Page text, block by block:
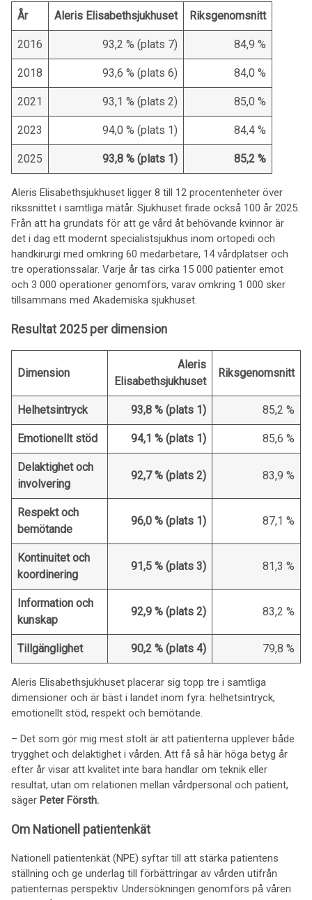
År Aleris Elisabethsjukhuset Riksgenomsnitt
2016 93,2 % (plats 7) 84,9 %
2018 93,6 % (plats 6) 84,0 %
2021 93,1 % (plats 2) 85,0 %
2023 94,0 % (plats 1) 84,4 %
2025 93,8 % (plats 1) 85,2 %
Aleris Elisabethsjukhuset ligger 8 till 12 procentenheter över
rikssnittet i samtliga mätår. Sjukhuset firade också 100 år 2025.
Från att ha grundats för att ge vård åt behövande kvinnor är
det i dag ett modernt specialistsjukhus inom ortopedi och
handkirurgi med omkring 60 medarbetare, 14 vårdplatser och
tre operationssalar. Varje år tas cirka 15 000 patienter emot
och 3 000 operationer genomförs, varav omkring 1 000 sker
tillsammans med Akademiska sjukhuset.
Resultat 2025 per dimension
Dimension
Aleris
Elisabethsjukhuset
Riksgenomsnitt
Helhetsintryck 93,8 % (plats 1) 85,2 %
Emotionellt stöd 94,1 % (plats 1) 85,6 %
Delaktighet och
involvering
92,7 % (plats 2) 83,9 %
Respekt och
bemötande
96,0 % (plats 1) 87,1 %
Kontinuitet och
koordinering
91,5 % (plats 3) 81,3 %
Information och
kunskap
92,9 % (plats 2) 83,2 %
Tillgänglighet 90,2 % (plats 4) 79,8 %
Aleris Elisabethsjukhuset placerar sig topp tre i samtliga
dimensioner och är bäst i landet inom fyra: helhetsintryck,
emotionellt stöd, respekt och bemötande.
– Det som gör mig mest stolt är att patienterna upplever både
trygghet och delaktighet i vården. Att få så här höga betyg år
efter år visar att kvalitet inte bara handlar om teknik eller
resultat, utan om relationen mellan vårdpersonal och patient,
säger Peter Försth.
Om Nationell patientenkät
Nationell patientenkät (NPE) syftar till att stärka patientens
ställning och ge underlag till förbättringar av vården utifrån
patienternas perspektiv. Undersökningen genomförs på våren